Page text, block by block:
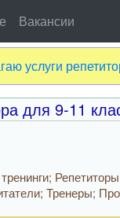
Вакансии
услуги
для 9-11
Тренеры;